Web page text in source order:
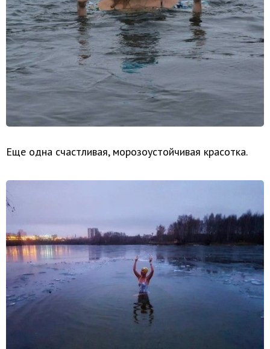
Еще одна счастливая, морозоустойчивая красотка.